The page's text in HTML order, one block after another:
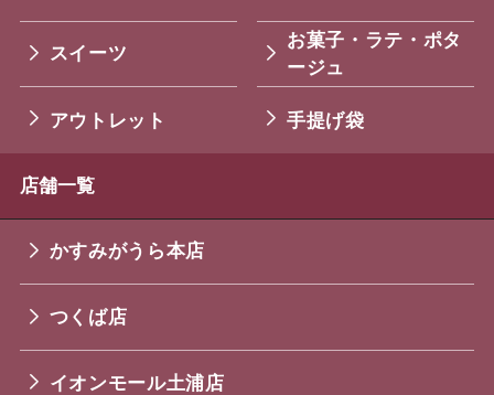
スイーツ
お菓子・ラテ・ポタ
ージュ
アウトレット 手提げ袋
店舗一覧
かすみがうら本店
つくば店
イオンモール土浦店